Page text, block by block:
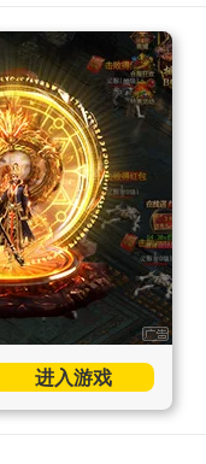
进入游戏